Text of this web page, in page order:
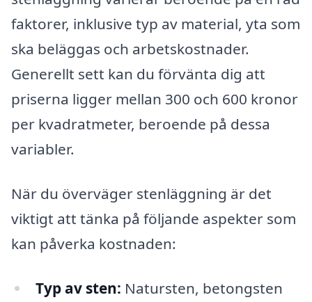
faktorer, inklusive typ av material, yta som
ska beläggas och arbetskostnader.
Generellt sett kan du förvänta dig att
priserna ligger mellan 300 och 600 kronor
per kvadratmeter, beroende på dessa
variabler.
När du överväger stenläggning är det
viktigt att tänka på följande aspekter som
kan påverka kostnaden:
Typ av sten: Natursten, betongsten